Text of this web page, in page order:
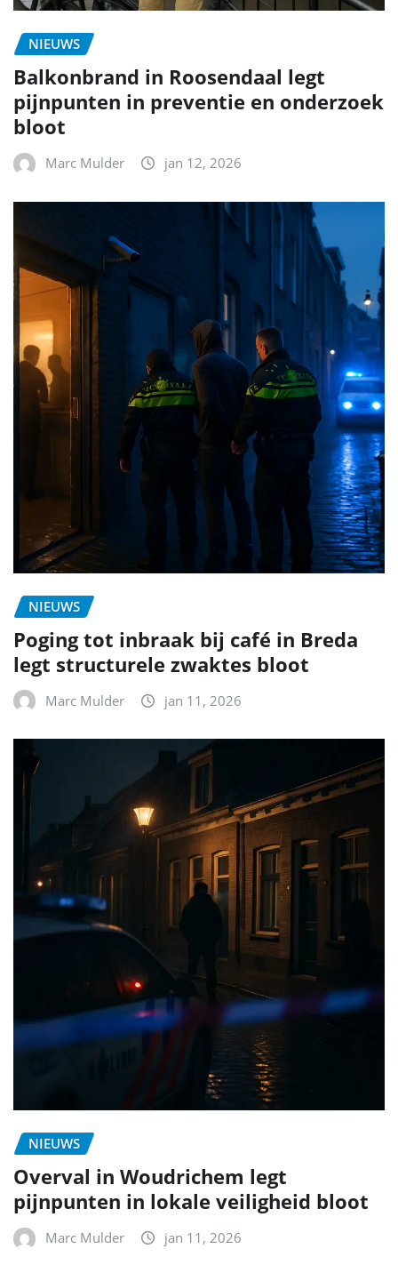
NIEUWS
Balkonbrand in Roosendaal legt
pijnpunten in preventie en onderzoek
bloot
Marc Mulder jan 12, 2026
NIEUWS
Poging tot inbraak bij café in Breda
legt structurele zwaktes bloot
Marc Mulder jan 11, 2026
NIEUWS
Overval in Woudrichem legt
pijnpunten in lokale veiligheid bloot
Marc Mulder jan 11, 2026